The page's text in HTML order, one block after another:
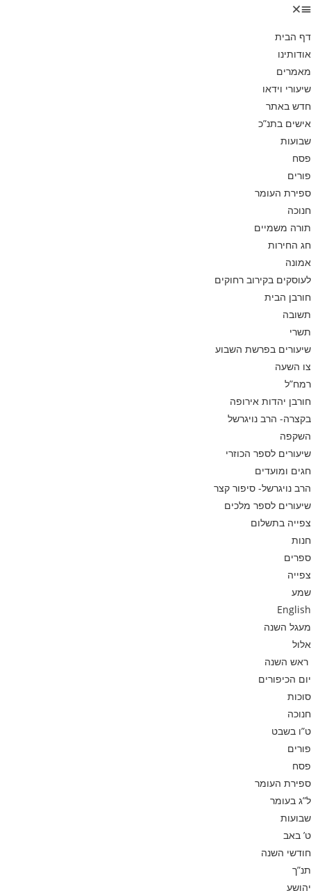
דף הבית
אודותינו
מאמרים
שיעורי וידאו
חדש באתר
אישים בתנ”כ
שבועות
פסח
פורים
ספירת העומר
חנוכה
תורה משמיים
חג החירות
אמונה
לעוסקים בקירוב רחוקים
חורבן הבית
תשובה
תשרי
שיעורים בפרשת השבוע
צו השעה
רמח”ל
חורבן יהדות אירופה
בקצרה- הרב נויגרשל
השקפה
שיעורים לספר הכוזרי
חגים ומועדים
הרב נויגרשל- סיפור קצר
שיעורים לספר מלכים
צפייה בתשלום
חנות
ספרים
צפייה
שמע
English
מעגל השנה
אלול
ראש השנה
יום הכיפורים
סוכות
חנוכה
ט”ו בשבט
פורים
פסח
ספירת העומר
ל”ג בעומר
שבועות
ט’ באב
חודשי השנה
תנ”ך
יהושע